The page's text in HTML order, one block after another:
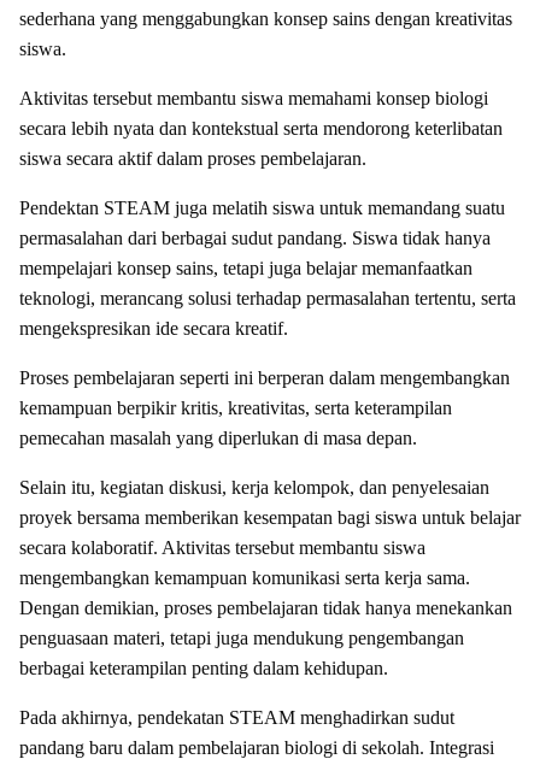
sederhana yang menggabungkan konsep sains dengan kreativitas
siswa.
Aktivitas tersebut membantu siswa memahami konsep biologi
secara lebih nyata dan kontekstual serta mendorong keterlibatan
siswa secara aktif dalam proses pembelajaran.
Pendektan STEAM juga melatih siswa untuk memandang suatu
permasalahan dari berbagai sudut pandang. Siswa tidak hanya
mempelajari konsep sains, tetapi juga belajar memanfaatkan
teknologi, merancang solusi terhadap permasalahan tertentu, serta
mengekspresikan ide secara kreatif.
Proses pembelajaran seperti ini berperan dalam mengembangkan
kemampuan berpikir kritis, kreativitas, serta keterampilan
pemecahan masalah yang diperlukan di masa depan.
Selain itu, kegiatan diskusi, kerja kelompok, dan penyelesaian
proyek bersama memberikan kesempatan bagi siswa untuk belajar
secara kolaboratif. Aktivitas tersebut membantu siswa
mengembangkan kemampuan komunikasi serta kerja sama.
Dengan demikian, proses pembelajaran tidak hanya menekankan
penguasaan materi, tetapi juga mendukung pengembangan
berbagai keterampilan penting dalam kehidupan.
Pada akhirnya, pendekatan STEAM menghadirkan sudut
pandang baru dalam pembelajaran biologi di sekolah. Integrasi